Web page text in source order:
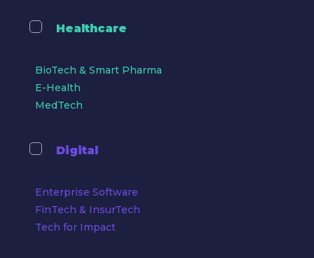
Healthcare
BioTech & Smart Pharma
E-Health
MedTech
Digital
Enterprise Software
FinTech & InsurTech
Tech for Impact